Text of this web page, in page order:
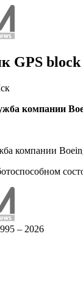
GPS
компании
компании
– 2026